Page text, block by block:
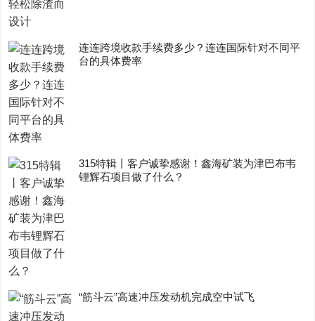
连连跨境收款手续费多少？连连国际针对不同平
台的具体费率
315特辑丨客户诚挚感谢！鑫海矿装为津巴布韦
锂辉石项目做了什么？
“筋斗云”高速冲压发动机完成空中试飞